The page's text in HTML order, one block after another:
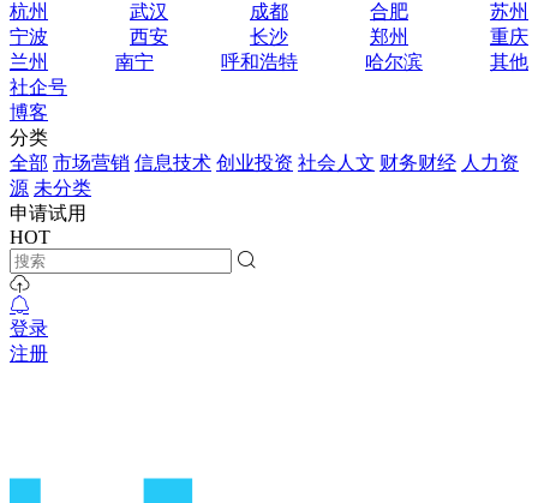
杭州
武汉 成都 合肥
苏州
宁波
西安 长沙 郑州
重庆
兰州
南宁 呼和浩特 哈尔滨
其他
社企号
博客
分类
全部 市场营销 信息技术 创业投资 社会人文 财务财经 人力资
源 未分类
申请试用
HOT
登录
注册